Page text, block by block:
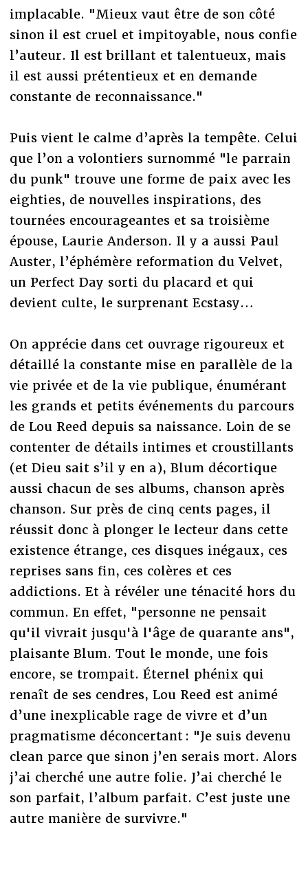
implacable. "Mieux vaut être de son côté
sinon il est cruel et impitoyable, nous confie
l’auteur. Il est brillant et talentueux, mais
il est aussi prétentieux et en demande
constante de reconnaissance."
Puis vient le calme d’après la tempête. Celui
que l’on a volontiers surnommé "le parrain
du punk" trouve une forme de paix avec les
eighties, de nouvelles inspirations, des
tournées encourageantes et sa troisième
épouse, Laurie Anderson. Il y a aussi Paul
Auster, l’éphémère reformation du Velvet,
un Perfect Day sorti du placard et qui
devient culte, le surprenant Ecstasy…
On apprécie dans cet ouvrage rigoureux et
détaillé la constante mise en parallèle de la
vie privée et de la vie publique, énumérant
les grands et petits événements du parcours
de Lou Reed depuis sa naissance. Loin de se
contenter de détails intimes et croustillants
(et Dieu sait s’il y en a), Blum décortique
aussi chacun de ses albums, chanson après
chanson. Sur près de cinq cents pages, il
réussit donc à plonger le lecteur dans cette
existence étrange, ces disques inégaux, ces
reprises sans fin, ces colères et ces
addictions. Et à révéler une ténacité hors du
commun. En effet, "personne ne pensait
qu'il vivrait jusqu'à l'âge de quarante ans",
plaisante Blum. Tout le monde, une fois
encore, se trompait. Éternel phénix qui
renaît de ses cendres, Lou Reed est animé
d’une inexplicable rage de vivre et d’un
pragmatisme déconcertant : "Je suis devenu
clean parce que sinon j’en serais mort. Alors
j’ai cherché une autre folie. J’ai cherché le
son parfait, l’album parfait. C’est juste une
autre manière de survivre."